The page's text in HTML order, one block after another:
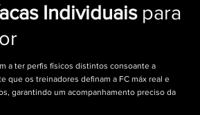
Individuaispara
a ter perfis físicos distintos consoante a
que os treinadores definam a FC máx real e
garantindo um acompanhamento preciso da